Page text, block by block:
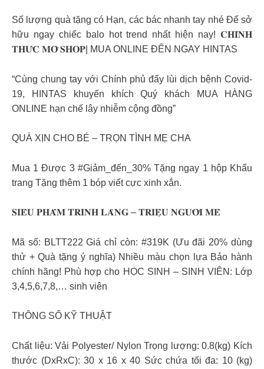
Số lượng quà tặng có Hạn, các bác nhanh tay nhé Để sở
hữu ngay chiếc balo hot trend nhất hiện nay! 𝐂𝐇𝐈́𝐍𝐇
𝐓𝐇𝐔̛́𝐂 𝐌𝐎̛̉ 𝐒𝐇𝐎𝐏| MUA ONLINE ĐẾN NGAY HINTAS
“Cùng chung tay với Chính phủ đẩy lùi dịch bệnh Covid-
19, HINTAS khuyến khích Quý khách MUA HÀNG
ONLINE hạn chế lây nhiễm cộng đồng”
QUÀ XỊN CHO BÉ – TRỌN TÌNH MẸ CHA
Mua 1 Được 3 #Giảm_đến_30% Tặng ngay 1 hộp Khẩu
trang Tặng thêm 1 bóp viết cực xinh xắn.
𝐒𝐈𝐄̂𝐔 𝐏𝐇𝐀̂̉𝐌 𝐓𝐑𝐈̀𝐍𝐇 𝐋𝐀̀𝐍𝐆 – 𝐓𝐑𝐈𝐄̣̂𝐔 𝐍𝐆𝐔̛𝐎̛̀𝐈 𝐌𝐄̂
Mã số: BLTT222 Giá chỉ còn: #319K (Ưu đãi 20% dùng
thử + Quà tặng ý nghĩa) Nhiều màu chọn lựa Bảo hành
chính hãng! Phù hợp cho HỌC SINH – SINH VIÊN: Lớp
3,4,5,6,7,8,… sinh viên
THÔNG SỐ KỸ THUẬT
Chất liệu: Vải Polyester/ Nylon Trọng lượng: 0.8(kg) Kích
thước (DxRxC): 30 x 16 x 40 Sức chứa tối đa: 10 (kg)